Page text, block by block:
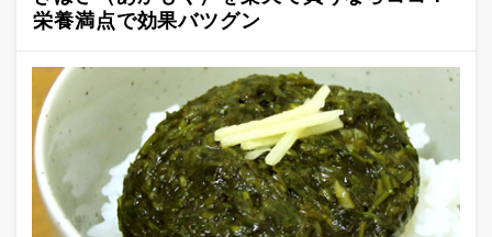
栄養満点で効果バツグン